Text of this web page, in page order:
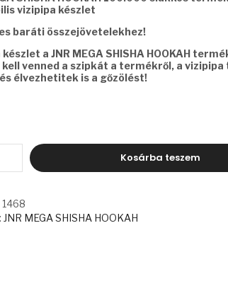
vizipipa készlet
baráti összejövetelekhez!
a JNR MEGA SHISHA HOOKAH
kell venned a szipkát a termékről, a
élvezhetitek is a gőzölést!
Kosárba teszem
1468
JNR MEGA SHISHA HOOKAH